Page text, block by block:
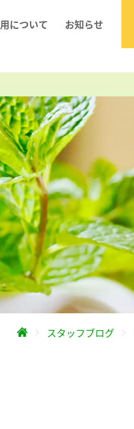
について お知らせ
スタッフブログ